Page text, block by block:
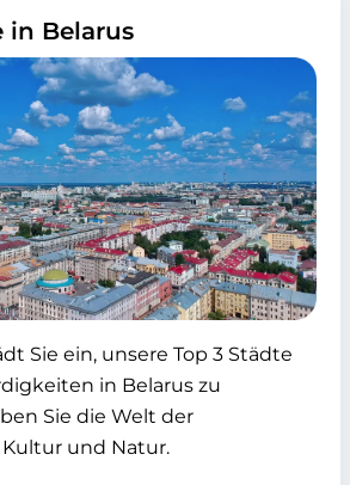
in Belarus
Sie ein, unsere Top 3 Städte
in Belarus zu
Sie die Welt der
und Natur.